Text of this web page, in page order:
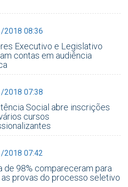
2018 08:36
Executivo e Legislativo
contas em audiência
2018 07:38
Social abre inscrições
cursos
2018 07:42
de 98% compareceram para
provas do processo seletivo